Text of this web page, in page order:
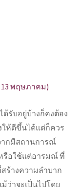
13 พฤษภาคม)
รับอยู่บ้างก็คงต้อง
ให้ดีขึ้นได้แต่ก็ควร
ากมีสถานการณ์
รือใช้แต่อารมณ์ ที่
ร้างความลำบาก
ว่าจะเป็นไปโดย